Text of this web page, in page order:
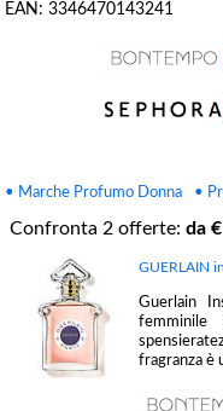
EAN: 3346470143241
• Marche Profumo Donna •
Confronta 2 offerte: da €
GUERLAIN
Guerlain
fragranza è